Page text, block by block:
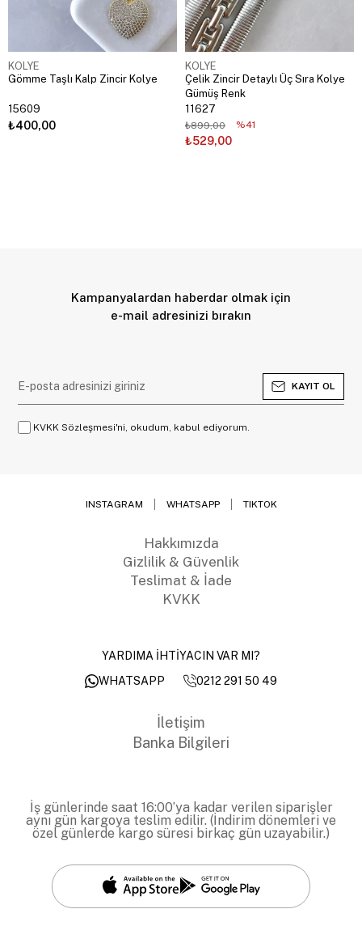
KOLYE
Gömme Taşlı Kalp Zincir Kolye
15609
₺400,00
KOLYE
Çelik Zincir Detaylı Üç Sıra Kolye
Gümüş Renk
11627
₺529,00
₺899,00 %41
Kampanyalardan haberdar olmak için
e-mail adresinizi bırakın
KAYIT OL
KVKK Sözleşmesi'ni, okudum, kabul ediyorum.
INSTAGRAM WHATSAPP TIKTOK
Hakkımızda
Gizlilik & Güvenlik
Teslimat & İade
KVKK
YARDIMA İHTİYACIN VAR MI?
WHATSAPP
0212 291 50 49
İletişim
Banka Bilgileri
İş günlerinde saat 16:00’ya kadar verilen siparişler
aynı gün kargoya teslim edilir. (İndirim dönemleri ve
özel günlerde kargo süresi birkaç gün uzayabilir.)